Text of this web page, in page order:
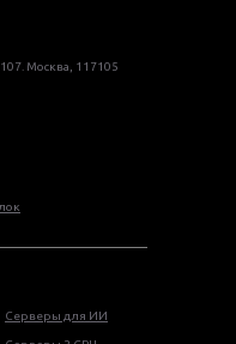
Москва, 117105
Серверы для ИИ